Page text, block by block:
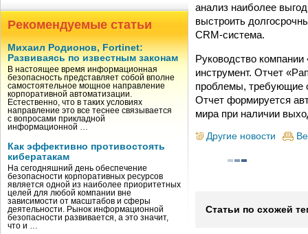
Рекомендуемые статьи
Михаил Родионов, Fortinet:
Развиваясь по известным законам
В настоящее время информационная
безопасность представляет собой вполне
самостоятельное мощное направление
корпоративной автоматизации.
Естественно, что в таких условиях
направление это все теснее связывается
с вопросами прикладной
информационной …
Как эффективно противостоять
кибератакам
На сегодняшний день обеспечение
безопасности корпоративных ресурсов
является одной из наиболее приоритетных
целей для любой компании вне
зависимости от масштабов и сферы
деятельности. Рынок информационной
безопасности развивается, а это значит,
что и …
анализ наиболее
выстроить
CRM-система.
Руководство
инструмент. Отчет
проблемы, требующие
Отчет формируется
мира при наличии
Другие новости
Статьи по схожей